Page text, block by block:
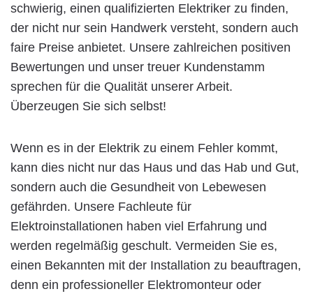
schwierig, einen qualifizierten Elektriker zu finden,
der nicht nur sein Handwerk versteht, sondern auch
faire Preise anbietet. Unsere zahlreichen positiven
Bewertungen und unser treuer Kundenstamm
sprechen für die Qualität unserer Arbeit.
Überzeugen Sie sich selbst!
Wenn es in der Elektrik zu einem Fehler kommt,
kann dies nicht nur das Haus und das Hab und Gut,
sondern auch die Gesundheit von Lebewesen
gefährden. Unsere Fachleute für
Elektroinstallationen haben viel Erfahrung und
werden regelmäßig geschult. Vermeiden Sie es,
einen Bekannten mit der Installation zu beauftragen,
denn ein professioneller Elektromonteur oder